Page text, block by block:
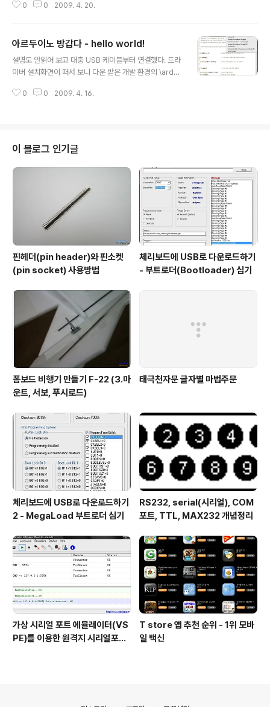
C-LCD는 14핀을 가지고 있는데 이런 LCD를 머라고 부르는지는 아직 모르겠
e, LCD 밝기 가변 저항 연결 4 - RS, Register Select 5 - R/W, Read/Wri
te 6- E, Enable 7- D0, Data bit 0 8- D1,..
0 0 2009. 4. 20.
아르두이노 방갑다 - hello world!
설명도 안읽어 보고 대충 USB 케이블부터 연결했다. 드라
이버 설치화면이 떠서 보니 다운 받은 개발 환경의 \ardui
드라이버설치 문제는 이제 부터였다. 개발환경(arduino.e
웨어로 프로그램을 다운 받아야하는데 어떤거지.... 버튼을
보니 Upload to I/O board 라는 버튼이 있다 [ ->| ] 이
렇게 생긴.... 다운로드가 아니고 업로드구나.....^^a 엥 ...눌
렀으나 오류가 난다. 설명 보자....ㅡㅡ;;; 장치관리자에서 U
0 0 2009. 4. 16.
이 블로그 인기글
핀헤더(pin header)와 핀소켓
(pin socket) 사용방법
체리보드에 USB로 다운로드하기
- 부트로더(Bootloader) 심기
폼보드 비행기 만들기 F-22 (3.마
운트, 서보, 푸시로드)
태극천자문 글자별 마법주문
체리보드에 USB로 다운로드하기
2 - MegaLoad 부트로더 심기
RS232, serial(시리얼), COM
포트, TTL, MAX232 개념정리
가상 시리얼 포트 에뮬레이터(VS
PE)를 이용한 원격지 시리얼포트
T store 앱 추천 순위 - 1위 모바
일 백신